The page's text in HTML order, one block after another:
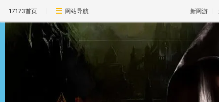
17173首页 网站导航 新网游